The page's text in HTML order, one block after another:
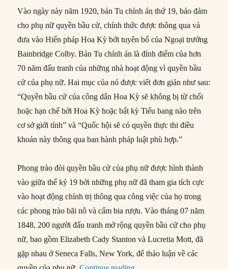
Vào ngày này năm 1920, bản Tu chính án thứ 19, bảo đảm
cho phụ nữ quyền bầu cử, chính thức được thông qua và
đưa vào Hiến pháp Hoa Kỳ bởi tuyên bố của Ngoại trưởng
Bainbridge Colby. Bản Tu chính án là đỉnh điểm của hơn
70 năm đấu tranh của những nhà hoạt động vì quyền bầu
cử của phụ nữ. Hai mục của nó được viết đơn giản như sau:
“Quyền bầu cử của công dân Hoa Kỳ sẽ không bị từ chối
hoặc hạn chế bởi Hoa Kỳ hoặc bất kỳ Tiểu bang nào trên
cơ sở giới tính” và “Quốc hội sẽ có quyền thực thi điều
khoản này thông qua ban hành pháp luật phù hợp.”
Phong trào đòi quyền bầu cử của phụ nữ được hình thành
vào giữa thế kỷ 19 bởi những phụ nữ đã tham gia tích cực
vào hoạt động chính trị thông qua công việc của họ trong
các phong trào bãi nô và cấm bia rượu. Vào tháng 07 năm
1848, 200 người đấu tranh mở rộng quyền bầu cử cho phụ
nữ, bao gồm Elizabeth Cady Stanton và Lucretia Mott, đã
gặp nhau ở Seneca Falls, New York, để thảo luận về các